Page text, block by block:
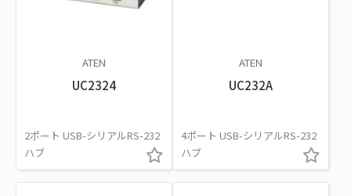
ATEN
UC2324
2ポート USB-シリアルRS-232
ハブ
ATEN
UC232A
4ポート USB-シリアルRS-232
ハブ